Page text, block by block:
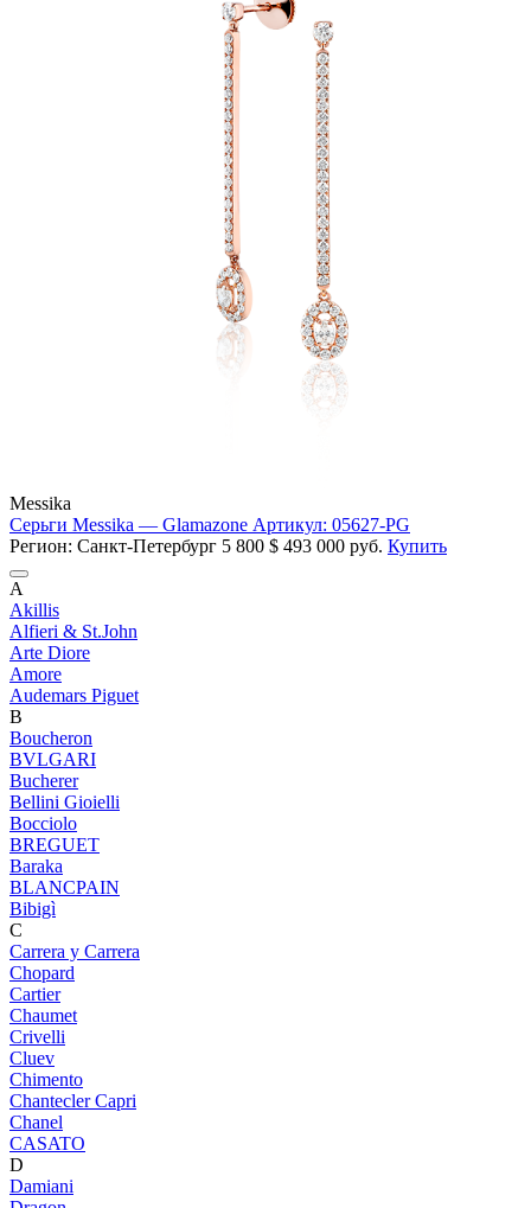
Messika
Серьги Messika — Glamazone Артикул: 05627-PG
Регион: Санкт-Петербург 5 800 $ 493 000 руб. Купить
A
Akillis
Alfieri & St.John
Arte Diore
Amore
Audemars Piguet
B
Boucheron
BVLGARI
Bucherer
Bellini Gioielli
Bocciolo
BREGUET
Baraka
BLANCPAIN
Bibigì
C
Carrera y Carrera
Chopard
Cartier
Chaumet
Crivelli
Cluev
Chimento
Chantecler Capri
Chanel
CASATO
D
Damiani